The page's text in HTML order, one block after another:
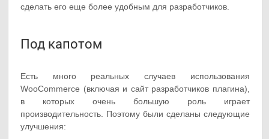
сделать его еще более удобным для разработчиков.
Под капотом
Есть много реальных случаев использования
WooCommerce (включая и сайт разработчиков плагина),
в которых очень большую роль играет
производительность. Поэтому были сделаны следующие
улучшения: